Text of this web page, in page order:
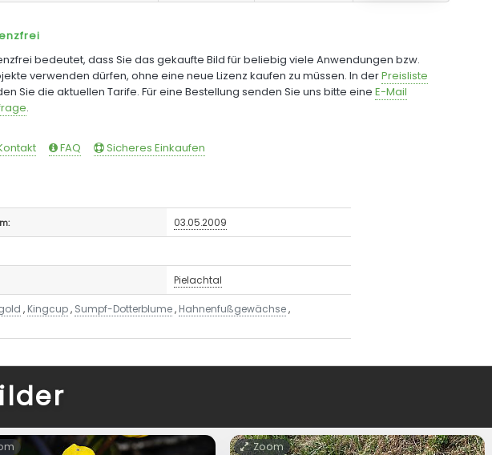
bedeutet, dass Sie das gekaufte Bild für beliebig viele Anwendungen bzw.
verwenden dürfen, ohne eine neue Lizenz kaufen zu müssen. In derPreisliste
Sie die aktuellen Tarife. Für eine Bestellung senden Sie uns bitte eine E-Mail
.
FAQ Sicheres Einkaufen
03.05.2009
Pielachtal
, Kingcup, Sumpf-Dotterblume, Hahnenfußgewächse,
Zoom